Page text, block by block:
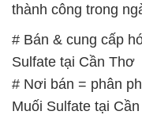
thành công trong
# Bán & cung cấp
Sulfate tại Cần Thơ
# Nơi bán = phân
Muối Sulfate tại